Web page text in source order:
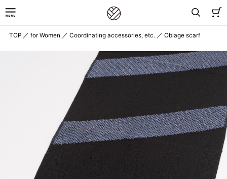
TOP ／ for Women ／ Coordinating accessories, etc. ／ Obiage scarf